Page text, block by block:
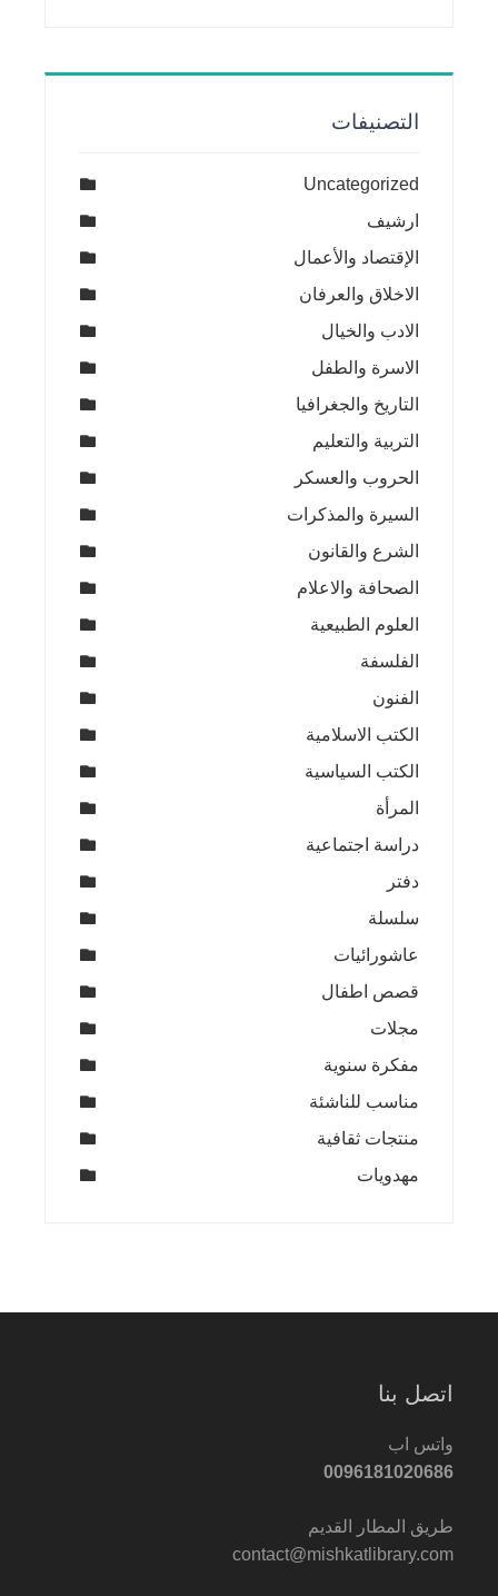
التصنيفات
Uncategorized
ارشيف
الإقتصاد والأعمال
الاخلاق والعرفان
الادب والخيال
الاسرة والطفل
التاريخ والجغرافيا
التربية والتعليم
الحروب والعسكر
السيرة والمذكرات
الشرع والقانون
الصحافة والاعلام
العلوم الطبيعية
الفلسفة
الفنون
الكتب الاسلامية
الكتب السياسية
المرأة
دراسة اجتماعية
دفتر
سلسلة
عاشورائيات
قصص اطفال
مجلات
مفكرة سنوية
مناسب للناشئة
منتجات ثقافية
مهدويات
اتصل بنا
واتس اب
0096181020686
طريق المطار القديم
contact@mishkatlibrary.com